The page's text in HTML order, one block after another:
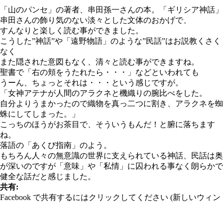
「山のパンセ」の著者、串田孫一さんの本。「ギリシア神話」
串田さんの飾り気のない淡々とした文体のおかげで、
すんなりと楽しく読む事ができました。
こうした”神話”や「遠野物語」のような”民話”はお説教くさく
なく
また隠された意図もなく、清々と読む事ができますね。
聖書で「右の頬をうたれたら・・・」などといわれても
うーん、ちょっとそれは・・・という感じですが。
「女神アテナが人間のアラクネと機織りの腕比べをした。
自分よりうまかったので織物を真っ二つに割き、アラクネを蜘
蛛にしてしまった。」
こっちのほうがお茶目で、そういうもんだ！と腑に落ちます
ね。
落語の「あくび指南」のよう。
もちろん人々の無意識の世界に支えられている神話、民話は奥
が深いのですが「意味」や「私情」に囚われる事なく朗らかで
健全な話だと感じました。
共有:
Facebook で共有するにはクリックしてください (新しいウィン